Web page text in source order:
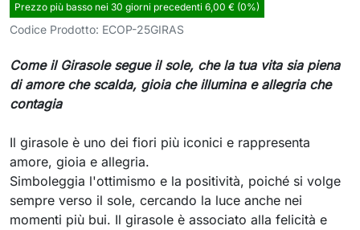
Prezzo più basso nei 30 giorni precedenti 6,00 € (0%)
Codice Prodotto: ECOP-25GIRAS
Come il Girasole segue il sole, che la tua vita sia piena
di amore che scalda, gioia che illumina e allegria che
contagia
Il girasole è uno dei fiori più iconici e rappresenta
amore, gioia e allegria.
Simboleggia l'ottimismo e la positività, poiché si volge
sempre verso il sole, cercando la luce anche nei
momenti più bui. Il girasole è associato alla felicità e